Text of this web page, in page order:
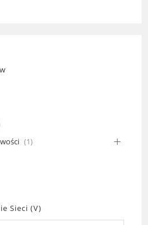
(1)
Sieci (V)